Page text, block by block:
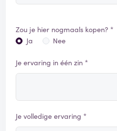
Zou je hier nogmaals kopen? *
Ja
Nee
Je ervaring in één zin *
Je volledige ervaring *